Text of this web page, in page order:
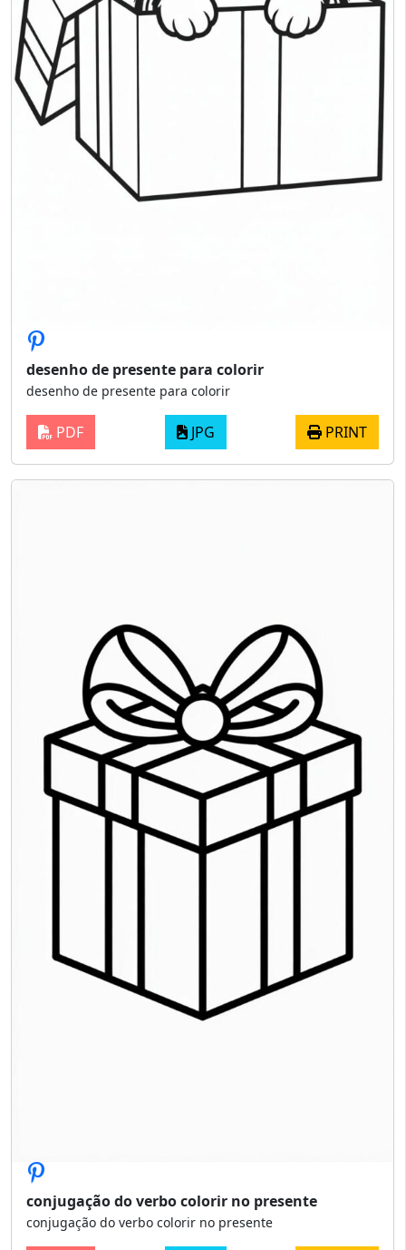
desenho de presente para colorir
desenho de presente para colorir
PDF JPG PRINT
conjugação do verbo colorir no presente
conjugação do verbo colorir no presente